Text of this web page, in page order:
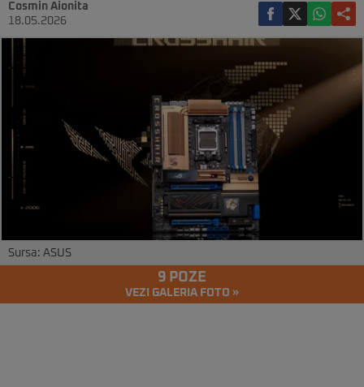
Cosmin Aionita
18.05.2026
Sursa: ASUS
9 POZE
VEZI GALERIA FOTO »